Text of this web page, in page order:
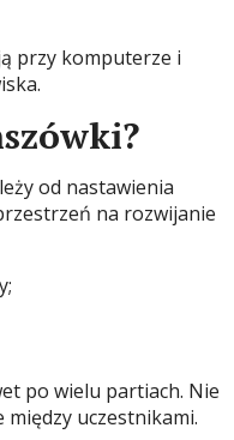
przy komputerze i
od nastawienia
na rozwijanie
po wielu partiach. Nie
między uczestnikami.